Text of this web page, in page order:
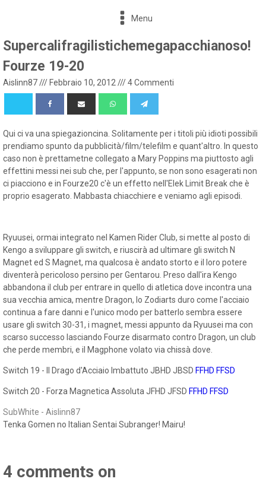
Menu
Supercalifragilistichemegapacchianoso!
Fourze 19-20
Aislinn87/// Febbraio 10, 2012 ///4 Commenti
Qui ci va una spiegazioncina. Solitamente per i titoli più idioti possibili
prendiamo spunto da pubblicità/film/telefilm e quant'altro. In questo
caso non è prettametne collegato a Mary Poppins ma piuttosto agli
effettini messi nei sub che, per l'appunto, se non sono esagerati non
ci piacciono e in Fourze20 c'è un effetto nell'Elek Limit Break che è
proprio esagerato. Mabbasta chiacchiere e veniamo agli episodi.
Ryuusei, ormai integrato nel Kamen Rider Club, si mette al posto di
Kengo a sviluppare gli switch, e riuscirà ad ultimare gli switch N
Magnet ed S Magnet, ma qualcosa è andato storto e il loro potere
diventerà pericoloso persino per Gentarou. Preso dall'ira Kengo
abbandona il club per entrare in quello di atletica dove incontra una
sua vecchia amica, mentre Dragon, lo Zodiarts duro come l'acciaio
continua a fare danni e l'unico modo per batterlo sembra essere
usare gli switch 30-31, i magnet, messi appunto da Ryuusei ma con
scarso successo lasciando Fourze disarmato contro Dragon, un club
che perde membri, e il Magphone volato via chissà dove.
Switch 19 - Il Drago d'Acciaio Imbattuto JBHD JBSD FFHD FFSD
Switch 20 - Forza Magnetica Assoluta JFHD JFSD FFHD FFSD
SubWhite - Aislinn87
Tenka Gomen no Italian Sentai Subranger! Mairu!
4 comments on